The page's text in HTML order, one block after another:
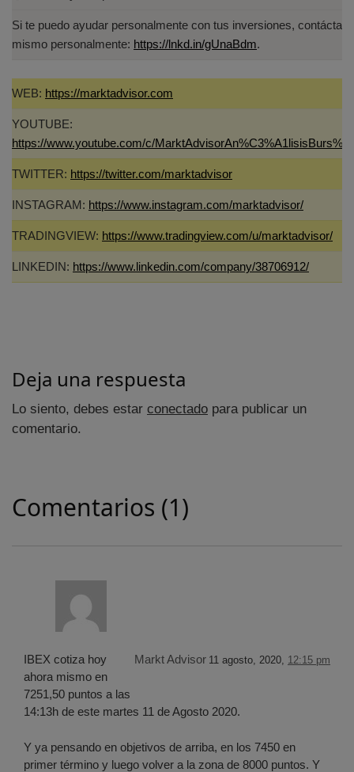
Si te puedo ayudar personalmente con tus inversiones,
mismo personalmente: https://lnkd.in/gUnaBdm.
WEB: https://marktadvisor.com
YOUTUBE:
https://www.youtube.com/c/
TWITTER: https://twitter.com/marktadvisor
INSTAGRAM: https://www.instagram.com/marktadvisor/
TRADINGVIEW: https://www.tradingview.com/u/marktadvisor/
LINKEDIN: https://www.linkedin.com/company/38706912/
Deja una respuesta
Lo siento, debes estar conectado para publicar un
comentario.
Comentarios (1)
Markt Advisor 11 agosto, 2020, 12:15 pm
IBEX cotiza hoy
ahora mismo en
7251,50 puntos a las
14:13h de este martes 11 de Agosto 2020.
Y ya pensando en objetivos de arriba, en los 7450 en
primer término y luego volver a la zona de 8000 puntos. Y